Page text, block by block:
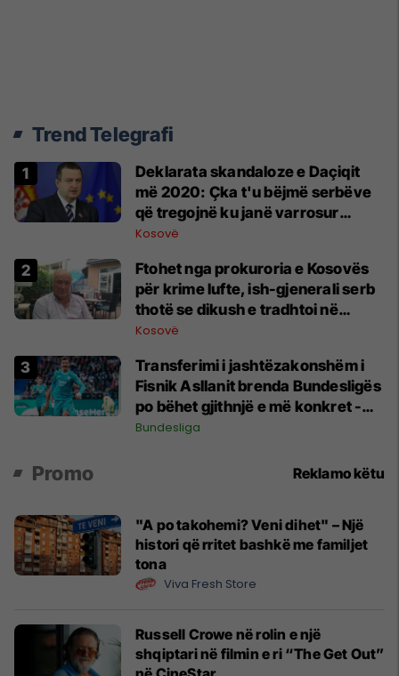
Trend Telegrafi
​Deklarata skandaloze e Daçiqit
më 2020: Çka t'u bëjmë serbëve
që tregojnë ku janë varrosur
shqiptarët në Serbi
Kosovë
Ftohet nga prokuroria e Kosovës
për krime lufte, ish-gjenerali serb
thotë se dikush e tradhtoi në
Beograd
Kosovë
Transferimi i jashtëzakonshëm i
Fisnik Asllanit brenda Bundesligës
po bëhet gjithnjë e më konkret -
detajet e fundit
Bundesliga
Promo Reklamo këtu
"A po takohemi? Veni dihet" – Një
histori që rritet bashkë me familjet
tona
Viva Fresh Store
Russell Crowe në rolin e një
shqiptari në filmin e ri “The Get Out”